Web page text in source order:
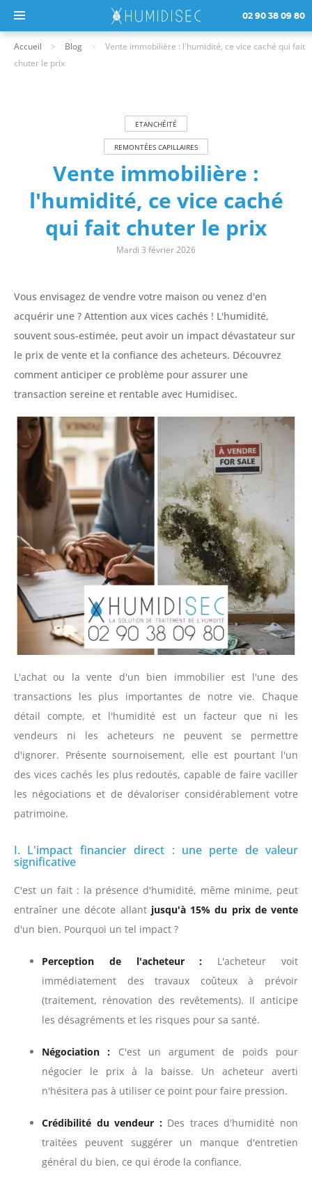
02 90 38 09 80
Accueil Blog
Vente immobilière : l'humidité, ce vice caché qui fait
chuter le prix
ETANCHÉITÉ
REMONTÉES CAPILLAIRES
Vente immobilière :
l'humidité, ce vice caché
qui fait chuter le prix
Mardi 3 février 2026
Vous envisagez de vendre votre maison ou venez d'en
acquérir une ? Attention aux vices cachés ! L'humidité,
souvent sous-estimée, peut avoir un impact dévastateur sur
le prix de vente et la confiance des acheteurs. Découvrez
comment anticiper ce problème pour assurer une
transaction sereine et rentable avec Humidisec.
L'achat ou la vente d'un bien immobilier est l'une des
transactions les plus importantes de notre vie. Chaque
détail compte, et l'humidité est un facteur que ni les
vendeurs ni les acheteurs ne peuvent se permettre
d'ignorer. Présente sournoisement, elle est pourtant l'un
des vices cachés les plus redoutés, capable de faire vaciller
les négociations et de dévaloriser considérablement votre
patrimoine.
I. L'impact financier direct : une perte de valeur
significative
C'est un fait : la présence d'humidité, même minime, peut
entraîner une décote allant jusqu'à 15% du prix de vente
d'un bien. Pourquoi un tel impact ?
Perception de l'acheteur : L'acheteur voit
immédiatement des travaux coûteux à prévoir
(traitement, rénovation des revêtements). Il anticipe
les désagréments et les risques pour sa santé.
Négociation : C'est un argument de poids pour
négocier le prix à la baisse. Un acheteur averti
n'hésitera pas à utiliser ce point pour faire pression.
Crédibilité du vendeur :Des traces d'humidité non
traitées peuvent suggérer un manque d'entretien
général du bien, ce qui érode la confiance.